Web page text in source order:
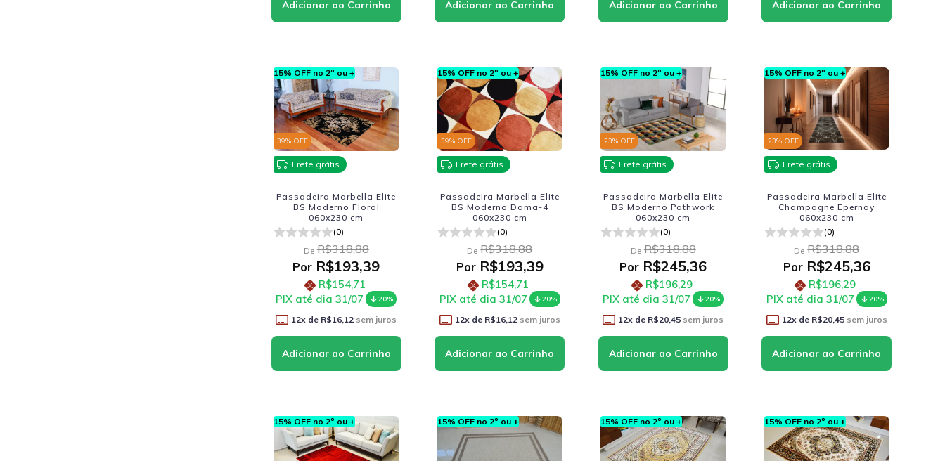
15% OFF no 2º ou +
39% OFF
Frete grátis
Passadeira Marbella Elite
BS Moderno Floral
060x230 cm
(0)
De R$318,88
Por R$193,39
R$154,71
PIX até dia 31/07
20%
12x de R$16,12 sem juros
15% OFF no 2º ou +
39% OFF
Frete grátis
Passadeira Marbella Elite
BS Moderno Dama-4
060x230 cm
(0)
De R$318,88
PorR$193,39
R$154,71
PIX até dia 31/07
20%
12x de R$16,12sem juros
15% OFF no 2º ou +
23% OFF
Frete grátis
Passadeira Marbella Elite
BS Moderno Pathwork
060x230 cm
(0)
De R$318,88
Por R$245,36
R$196,29
PIX até dia 31/07
20%
12x de R$20,45 sem juros
15% OFF no 2º ou +
23% OFF
Frete grátis
Passadeira Marbella Elite
Champagne Epernay
060x230 cm
(0)
De R$318,88
PorR$245,36
R$196,29
PIX até dia 31/07
20%
12x de R$20,45sem juros
15% OFF no 2º ou + 15% OFF no 2º ou + 15% OFF no 2º ou + 15% OFF no 2º ou +